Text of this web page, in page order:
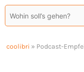
coolibri » Podcast-